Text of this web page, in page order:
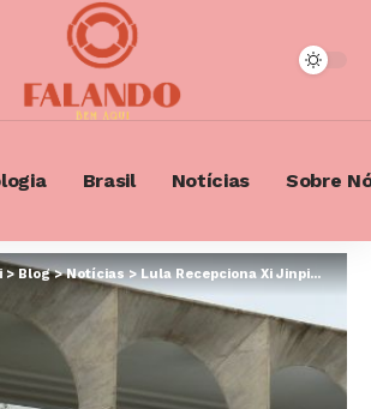
Brasil Notícias Sobre
>Blog>Notícias>Lula Recepciona Xi Jinping para Jantar no Itamaraty Após Assinatura de 37 Acordos Entre os Países